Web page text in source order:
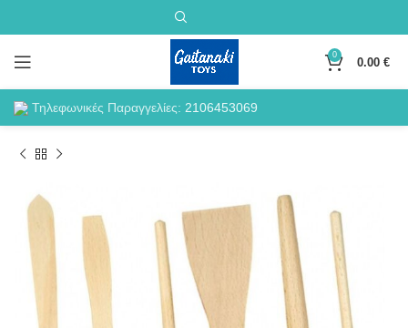
0
0.00 €
Τηλεφωνικές Παραγγελίες: 2106453069